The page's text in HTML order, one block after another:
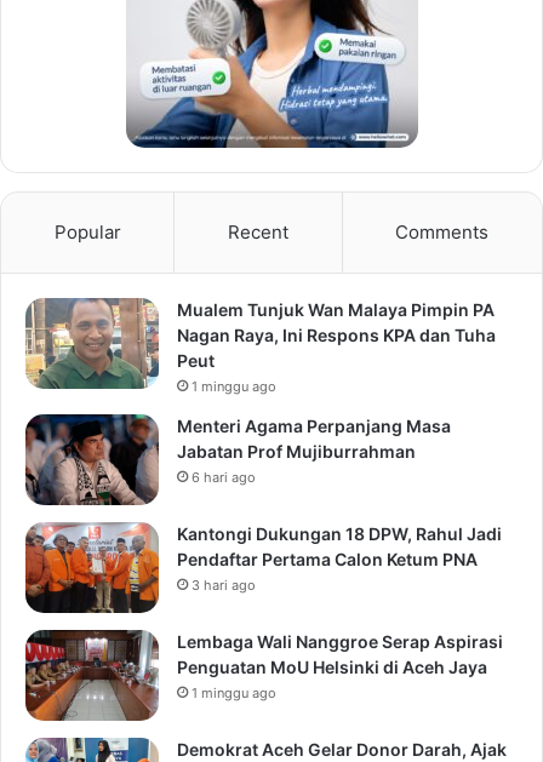
Popular Recent Comments
Mualem Tunjuk Wan Malaya Pimpin PA
Nagan Raya, Ini Respons KPA dan Tuha
Peut
1 minggu ago
Menteri Agama Perpanjang Masa
Jabatan Prof Mujiburrahman
6 hari ago
Kantongi Dukungan 18 DPW, Rahul Jadi
Pendaftar Pertama Calon Ketum PNA
3 hari ago
Lembaga Wali Nanggroe Serap Aspirasi
Penguatan MoU Helsinki di Aceh Jaya
1 minggu ago
Demokrat Aceh Gelar Donor Darah, Ajak